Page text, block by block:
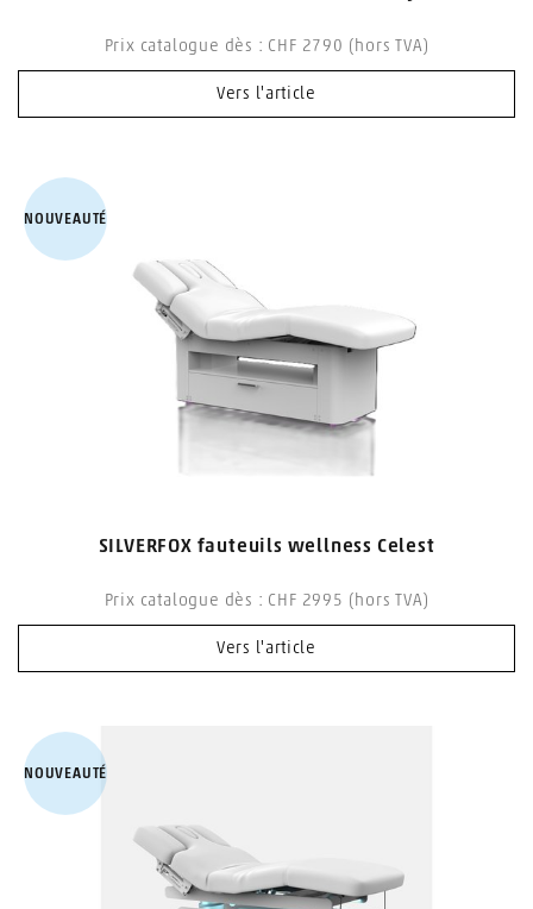
Prix catalogue dès : CHF 2790 (hors TVA)
Vers l'article
SILVERFOX fauteuils wellness Celest
Prix catalogue dès : CHF 2995 (hors TVA)
Vers l'article
NOUVEAUTÉ
NOUVEAUTÉ